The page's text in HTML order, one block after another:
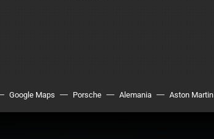
Google Maps Porsche Alemania Aston Martin